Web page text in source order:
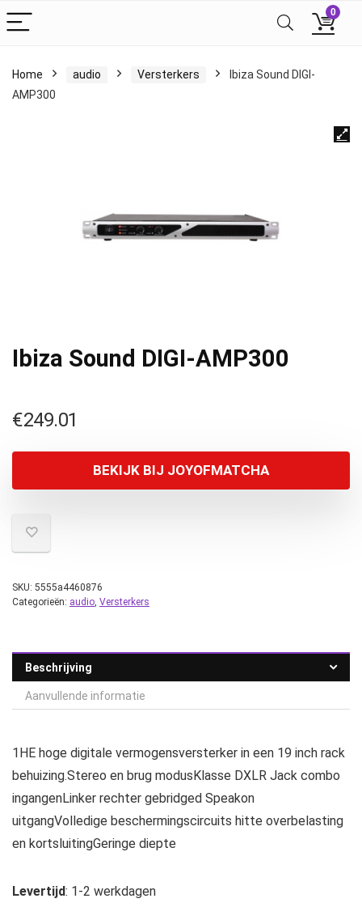
0
Home audio Versterkers
Ibiza Sound DIGI-
AMP300
Ibiza Sound DIGI-AMP300
€249.01
BEKIJK BIJ JOYOFMATCHA
SKU: 5555a4460876
Categorieën: audio, Versterkers
Beschrijving
Aanvullende informatie
1HE hoge digitale vermogensversterker in een 19 inch rack
behuizing.Stereo en brug modusKlasse DXLR Jack combo
ingangenLinker rechter gebridged Speakon
uitgangVolledige beschermingscircuits hitte overbelasting
en kortsluitingGeringe diepte
Levertijd: 1-2 werkdagen